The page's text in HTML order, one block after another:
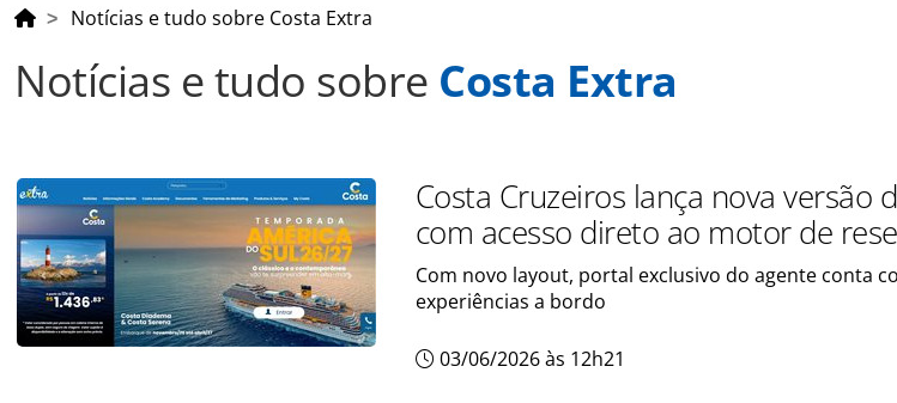
Notícias e tudo sobre Costa Extra
Notícias e tudo sobre Costa Extra
Costa Cruzeiros lança nova versão
com acesso direto ao motor de
Com novo layout, portal exclusivo do agente conta
experiências a bordo
03/06/2026 às 12h21